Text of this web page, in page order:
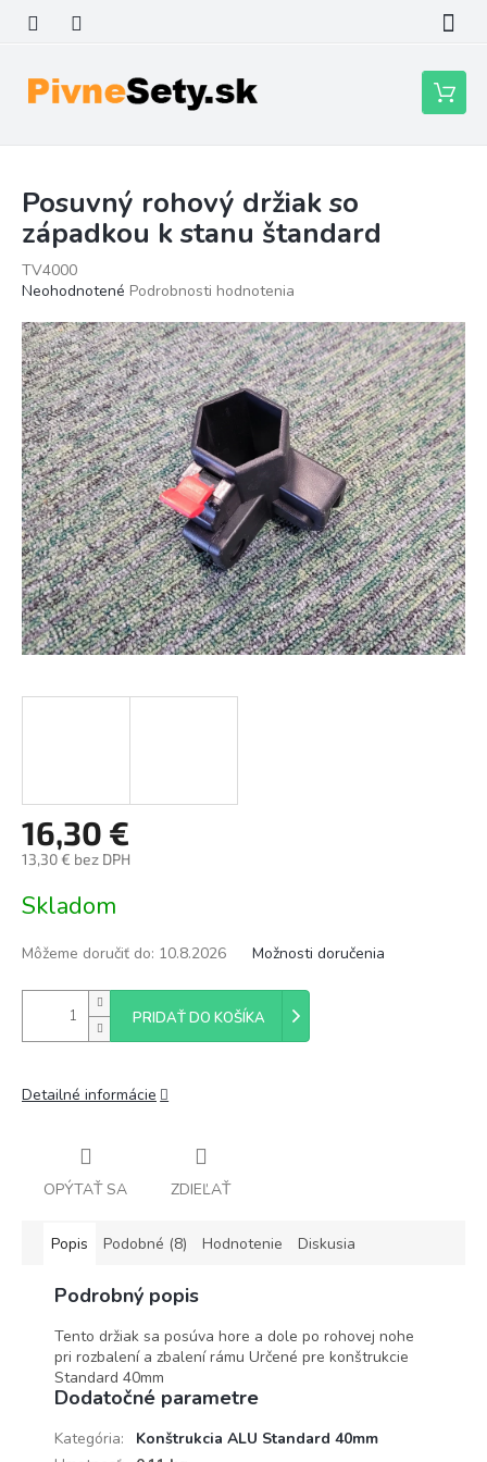
obsah
Nákupný
košík
Posuvný rohový držiak so
západkou k stanu štandard
TV4000
Priemerné
produktu
je
0,0
z
5
hviezdičiek.
Neohodnotené Podrobnosti hodnotenia
16,30 €
13,30 € bez DPH
cena:
Skladom
Môžeme doručiť do: 10.8.2026 Možnosti doručenia
PRIDAŤ DO KOŠÍKA
Detailné informácie
OPÝTAŤ SA ZDIEĽAŤ
Popis Podobné (8) Hodnotenie Diskusia
Podrobný popis
Tento držiak sa posúva hore a dole po rohovej nohe
pri rozbalení a zbalení rámu Určené pre konštrukcie
Standard 40mm
Dodatočné parametre
Kategória:
Konštrukcia ALU Standard 40mm